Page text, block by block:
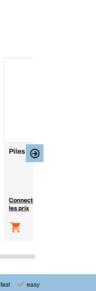
Piles
Connecte-toi pour voir
les prix
fast easy